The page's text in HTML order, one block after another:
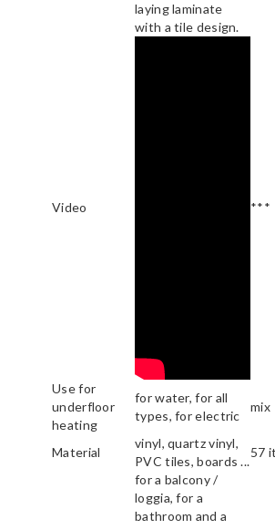
laying laminate
with a tile design.
Video ***
Use for
underfloor
heating
for water, for all
types, for electric
mix
Material
vinyl, quartz vinyl,
PVC tiles, boards ...
57
for a balcony /
loggia, for a
bathroom and a